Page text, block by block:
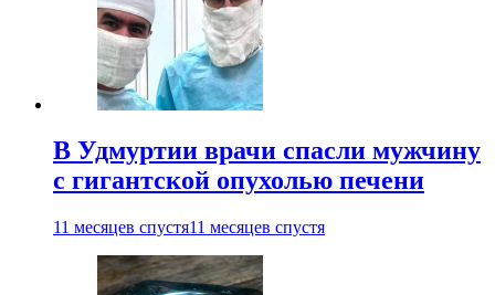
В Удмуртии врачи спасли мужчину
с гигантской опухолью печени
11 месяцев спустя11 месяцев спустя